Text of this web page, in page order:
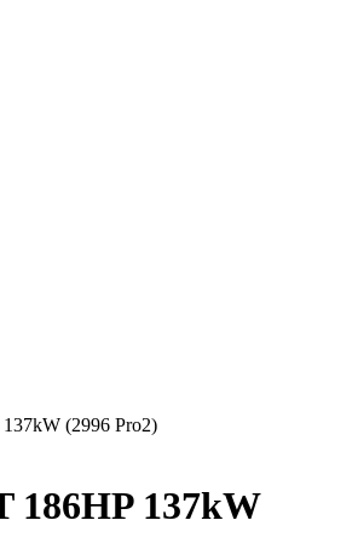
(2996 Pro2)
186HP 137kW